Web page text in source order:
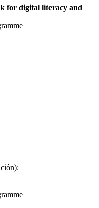
for digital literacy and